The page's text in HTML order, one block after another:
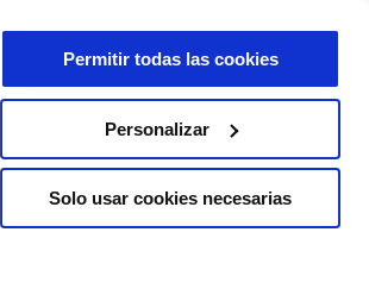
Permitir todas las cookies
Personalizar
Solo usar cookies necesarias